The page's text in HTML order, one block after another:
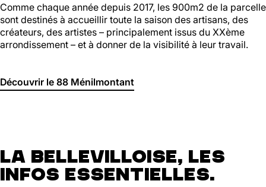
Comme chaque année depuis 2017, les 900m2 de la parcelle
sont destinés à accueillir toute la saison des artisans, des
créateurs, des artistes – principalement issus du XXème
arrondissement – et à donner de la visibilité à leur travail.
Découvrir le 88 Ménilmontant
La Bellevilloise, les
infos essentielles.